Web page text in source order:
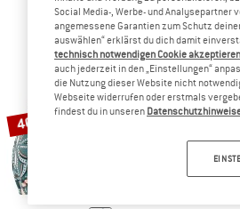
40%
Social Media-, Werbe- und
angemessene Garantien zum Schutz
auswählen“ erklärst du dich damit
technisch notwendigen Cookie
auch jederzeit in den „Einstellungen“
die Nutzung dieser Website nicht
Webseite widerrufen oder erstmals
findest du in unseren